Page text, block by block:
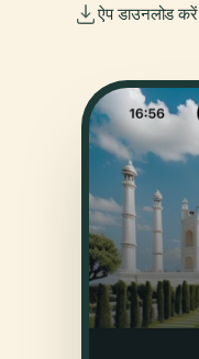
ऐप डाउनलोड करें